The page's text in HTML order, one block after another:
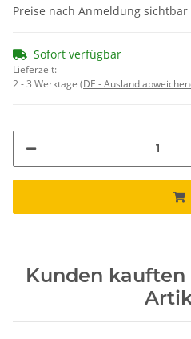
Preise nach Anmeldung sichtbar
Sofort verfügbar
Lieferzeit:
2 - 3 Werktage (DE - Ausland
Kunden